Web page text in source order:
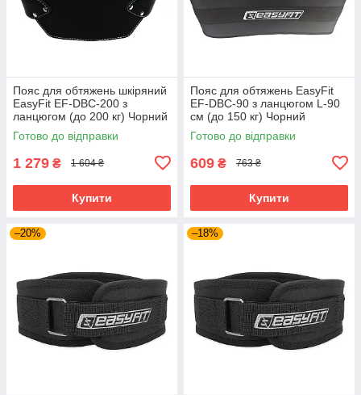
Пояс для обтяжень шкіряний
EasyFit EF-DBC-200 з
ланцюгом (до 200 кг) Чорний
Готово до відправки
1 279 ₴ 1 604 ₴
Купити
Пояс для обтяжень EasyFit
EF-DBC-90 з ланцюгом L-90
см (до 150 кг) Чорний
Готово до відправки
609 ₴ 763 ₴
Купити
–20% –18%